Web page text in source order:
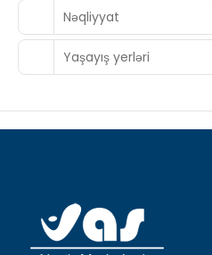
Nəqliyyat
Yaşayış yerləri